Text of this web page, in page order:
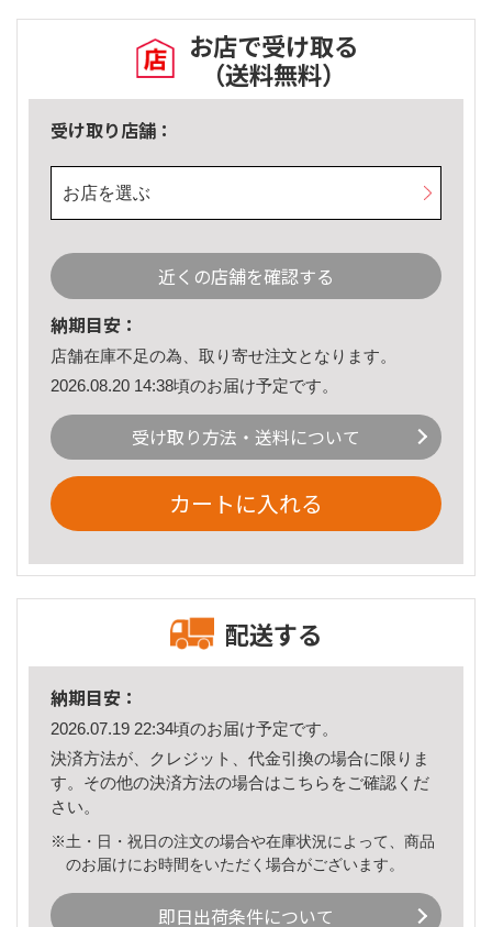
お店で受け取る
（送料無料）
受け取り店舗：
お店を選ぶ
近くの店舗を確認する
納期目安：
店舗在庫不足の為、取り寄せ注文となります。
2026.08.20 14:38頃のお届け予定です。
受け取り方法・送料について
カートに入れる
配送する
納期目安：
2026.07.19 22:34頃のお届け予定です。
決済方法が、クレジット、代金引換の場合に限りま
す。その他の決済方法の場合はこちら をご確認くだ
さい。
※土・日・祝日の注文の場合や在庫状況によって、商品
のお届けにお時間をいただく場合がございます。
即日出荷条件について